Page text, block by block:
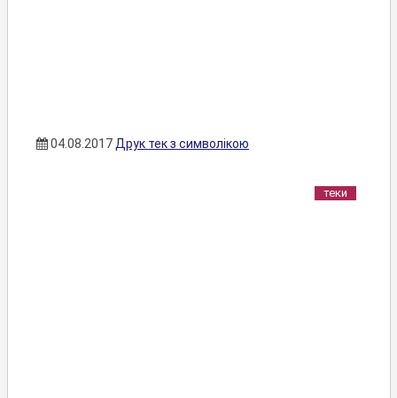
04.08.2017Друк тек з символікою
теки